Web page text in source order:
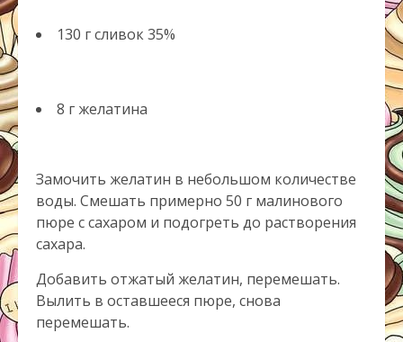
130 г сливок 35%
8 г желатина
Замочить желатин в небольшом количестве
воды. Смешать примерно 50 г малинового
пюре с сахаром и подогреть до растворения
сахара.
Добавить отжатый желатин, перемешать.
Вылить в оставшееся пюре, снова
перемешать.